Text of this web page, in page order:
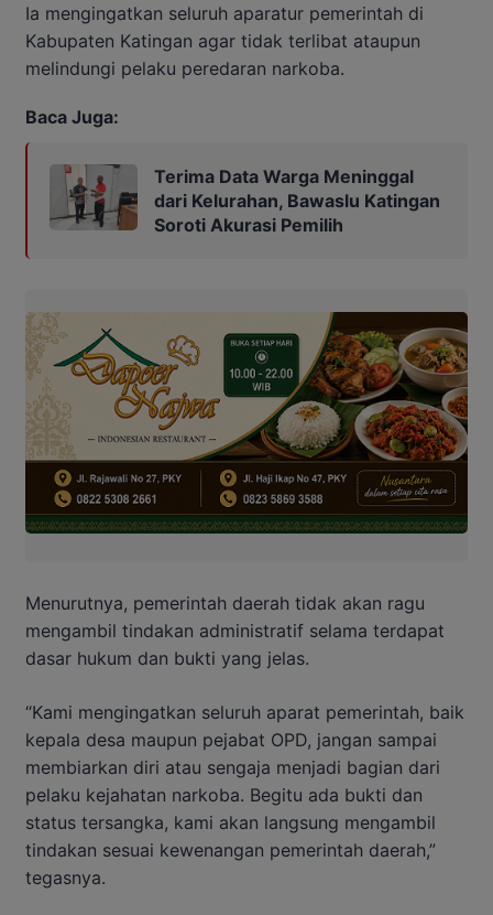
Ia mengingatkan seluruh aparatur pemerintah di
Kabupaten Katingan agar tidak terlibat ataupun
melindungi pelaku peredaran narkoba.
Baca Juga:
Terima Data Warga Meninggal
dari Kelurahan, Bawaslu Katingan
Soroti Akurasi Pemilih
Menurutnya, pemerintah daerah tidak akan ragu
mengambil tindakan administratif selama terdapat
dasar hukum dan bukti yang jelas.
“Kami mengingatkan seluruh aparat pemerintah, baik
kepala desa maupun pejabat OPD, jangan sampai
membiarkan diri atau sengaja menjadi bagian dari
pelaku kejahatan narkoba. Begitu ada bukti dan
status tersangka, kami akan langsung mengambil
tindakan sesuai kewenangan pemerintah daerah,”
tegasnya.